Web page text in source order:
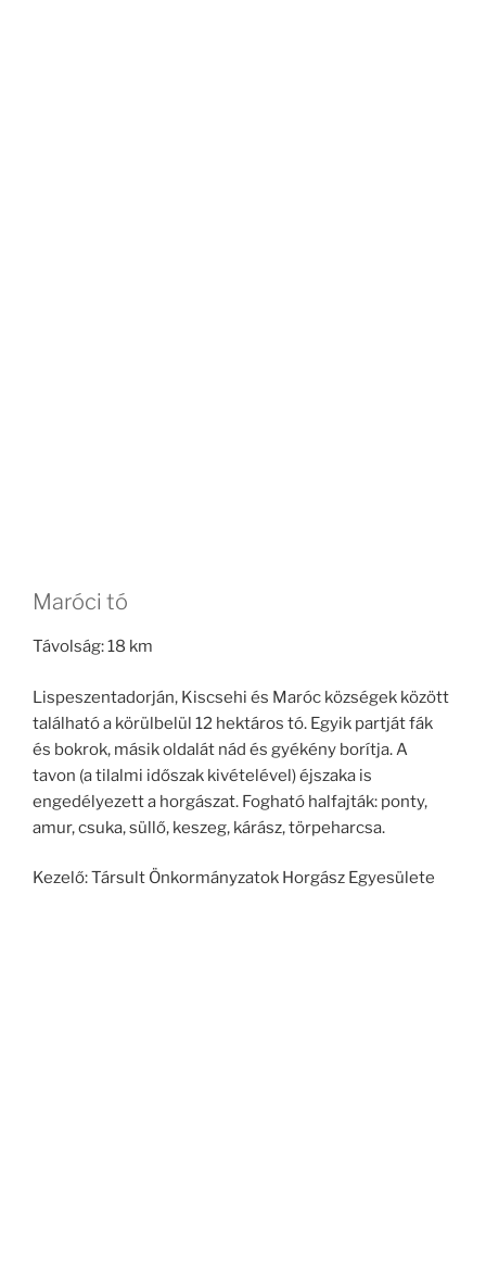
Maróci tó
Távolság: 18 km
Lispeszentadorján, Kiscsehi és Maróc községek között
található a körülbelül 12 hektáros tó. Egyik partját fák
és bokrok, másik oldalát nád és gyékény borítja. A
tavon (a tilalmi időszak kivételével) éjszaka is
engedélyezett a horgászat. Fogható halfajták: ponty,
amur, csuka, süllő, keszeg, kárász, törpeharcsa.
Kezelő: Társult Önkormányzatok Horgász Egyesülete